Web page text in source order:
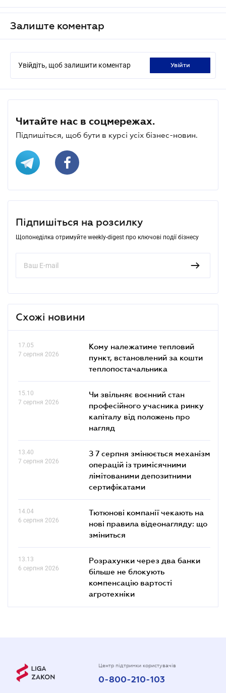
Залиште коментар
Увійдіть, щоб залишити коментар увійти
Читайте нас в соцмережах.
Підпишіться, щоб бути в курсі усіх бізнес-новин.
Підпишіться на розсилку
Щопонеділка отримуйте weekly-digest про ключові події бізнесу
Схожі новини
17.05
7 серпня 2026
Кому належатиме тепловий
пункт, встановлений за кошти
теплопостачальника
15.10
7 серпня 2026
Чи звільняє воєнний стан
професійного учасника ринку
капіталу від положень про
нагляд
13.40
7 серпня 2026
З 7 серпня змінюється механізм
операцій із тримісячними
лімітованими депозитними
сертифікатами
14.04
6 серпня 2026
Тютюнові компанії чекають на
нові правила відеонагляду: що
зміниться
13.13
6 серпня 2026
Розрахунки через два банки
більше не блокують
компенсацію вартості
агротехніки
Центр підтримки користувачів
0-800-210-103